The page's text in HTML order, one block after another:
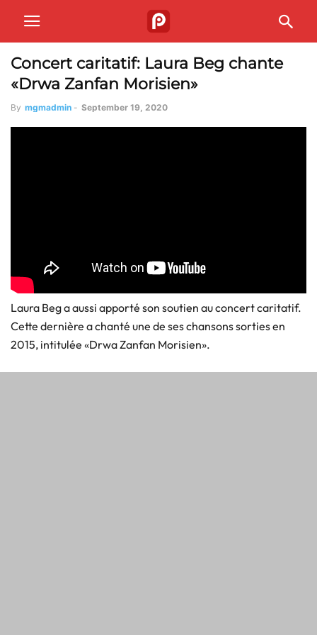
Concert caritatif: Laura Beg chante
«Drwa Zanfan Morisien»
By mgmadmin - September 19, 2020
Laura Beg a aussi apporté son soutien au concert caritatif.
Cette dernière a chanté une de ses chansons sorties en
2015, intitulée «Drwa Zanfan Morisien».